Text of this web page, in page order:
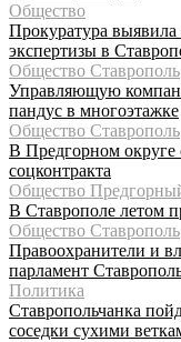
Общество
Прокуратура выявила
экспертизы в
Общество Ставрополь
Управляющую
пандус в многоэтажке
Общество Ставрополь
В Предгорном округе
соцконтракта
Общество
В Ставрополе летом
Общество Ставрополь
Правоохранители и
парламент
Политика
Ставропольчанка
соседки сухими